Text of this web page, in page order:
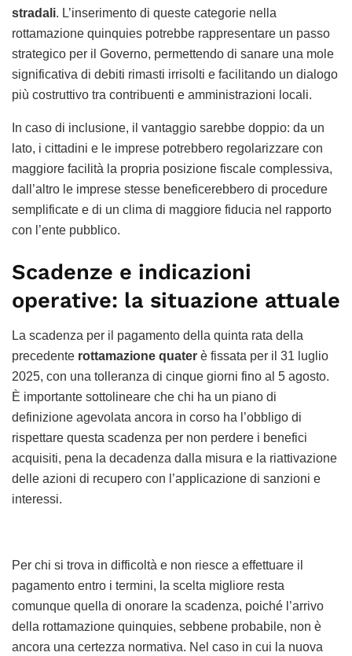
stradali. L’inserimento di queste categorie nella
rottamazione quinquies potrebbe rappresentare un passo
strategico per il Governo, permettendo di sanare una mole
significativa di debiti rimasti irrisolti e facilitando un dialogo
più costruttivo tra contribuenti e amministrazioni locali.
In caso di inclusione, il vantaggio sarebbe doppio: da un
lato, i cittadini e le imprese potrebbero regolarizzare con
maggiore facilità la propria posizione fiscale complessiva,
dall’altro le imprese stesse beneficerebbero di procedure
semplificate e di un clima di maggiore fiducia nel rapporto
con l’ente pubblico.
Scadenze e indicazioni
operative: la situazione attuale
La scadenza per il pagamento della quinta rata della
precedente rottamazione quater è fissata per il 31 luglio
2025, con una tolleranza di cinque giorni fino al 5 agosto.
È importante sottolineare che chi ha un piano di
definizione agevolata ancora in corso ha l’obbligo di
rispettare questa scadenza per non perdere i benefici
acquisiti, pena la decadenza dalla misura e la riattivazione
delle azioni di recupero con l’applicazione di sanzioni e
interessi.
Per chi si trova in difficoltà e non riesce a effettuare il
pagamento entro i termini, la scelta migliore resta
comunque quella di onorare la scadenza, poiché l’arrivo
della rottamazione quinquies, sebbene probabile, non è
ancora una certezza normativa. Nel caso in cui la nuova